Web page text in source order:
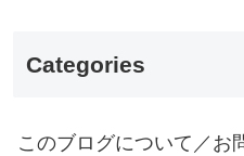
Categories
このブログについて／お